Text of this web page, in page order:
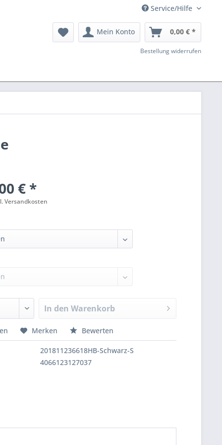
Service/Hilfe
Mein Konto 0,00 € *
Bestellung widerrufen
€ *
Versandkosten
In den Warenkorb
Merken Bewerten
201811236618HB-Schwarz-S
4066123127037